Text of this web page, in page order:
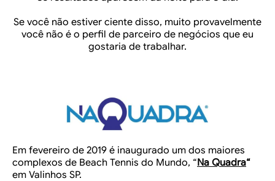
Se você não estiver ciente disso, muito provavelmente
você não é o perfil de parceiro de negócios que eu
gostaria de trabalhar.
Em fevereiro de 2019 é inaugurado um dos maiores
complexos de Beach Tennis do Mundo, “Na Quadra“
em Valinhos SP.